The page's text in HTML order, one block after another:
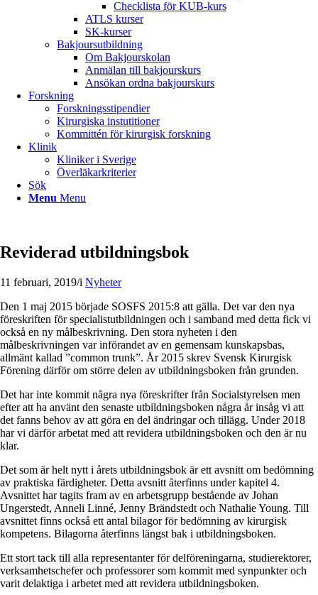
Checklista för KUB-kurs
ATLS kurser
SK-kurser
Bakjoursutbildning
Om Bakjourskolan
Anmälan till bakjourskurs
Ansökan ordna bakjourskurs
Forskning
Forskningsstipendier
Kirurgiska instutitioner
Kommittén för kirurgisk forskning
Klinik
Kliniker i Sverige
Överläkarkriterier
Sök
Menu Menu
Reviderad utbildningsbok
11 februari, 2019/i Nyheter
Den 1 maj 2015 började SOSFS 2015:8 att gälla. Det var den nya
föreskriften för specialistutbildningen och i samband med detta fick vi
också en ny målbeskrivning. Den stora nyheten i den
målbeskrivningen var införandet av en gemensam kunskapsbas,
allmänt kallad ”common trunk”. År 2015 skrev Svensk Kirurgisk
Förening därför om större delen av utbildningsboken från grunden.
Det har inte kommit några nya föreskrifter från Socialstyrelsen men
efter att ha använt den senaste utbildningsboken några år insåg vi att
det fanns behov av att göra en del ändringar och tillägg. Under 2018
har vi därför arbetat med att revidera utbildningsboken och den är nu
klar.
Det som är helt nytt i årets utbildningsbok är ett avsnitt om bedömning
av praktiska färdigheter. Detta avsnitt återfinns under kapitel 4.
Avsnittet har tagits fram av en arbetsgrupp bestående av Johan
Ungerstedt, Anneli Linné, Jenny Brändstedt och Nathalie Young. Till
avsnittet finns också ett antal bilagor för bedömning av kirurgisk
kompetens. Bilagorna återfinns längst bak i utbildningsboken.
Ett stort tack till alla representanter för delföreningarna, studierektorer,
verksamhetschefer och professorer som kommit med synpunkter och
varit delaktiga i arbetet med att revidera utbildningsboken.